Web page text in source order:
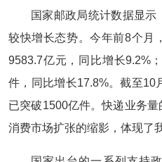
国家邮政局统计数据显
较快增长态势。今年前8个月
9583.7亿元，同比增长9.2%
件，同比增长17.8%。截至10
已突破1500亿件。快递业务
消费市场扩张的缩影，体现了